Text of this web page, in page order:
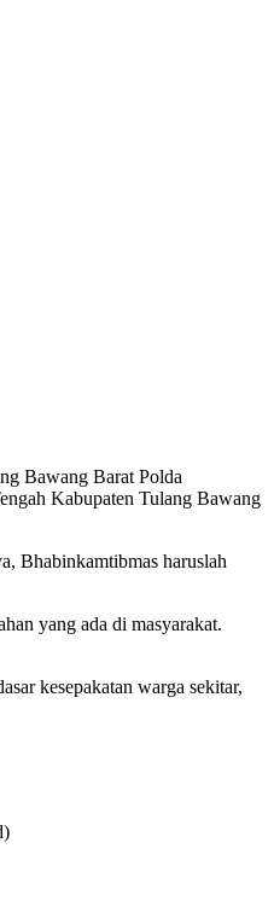
Bawang Barat Polda
Kabupaten Tulang Bawang
Bhabinkamtibmas haruslah
yang ada di masyarakat.
kesepakatan warga sekitar,